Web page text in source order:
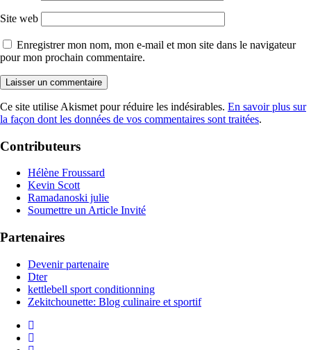
Site web
Enregistrer mon nom, mon e-mail et mon site dans le navigateur
pour mon prochain commentaire.
Ce site utilise Akismet pour réduire les indésirables. En savoir plus sur
la façon dont les données de vos commentaires sont traitées.
Contributeurs
Hélène Froussard
Kevin Scott
Ramadanoski julie
Soumettre un Article Invité
Partenaires
Devenir partenaire
Dter
kettlebell sport conditionning
Zekitchounette: Blog culinaire et sportif